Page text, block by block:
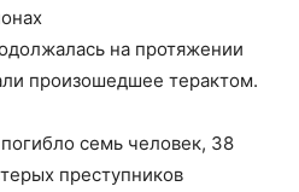
на протяжении
произошедшее терактом.
семь человек, 38
преступников